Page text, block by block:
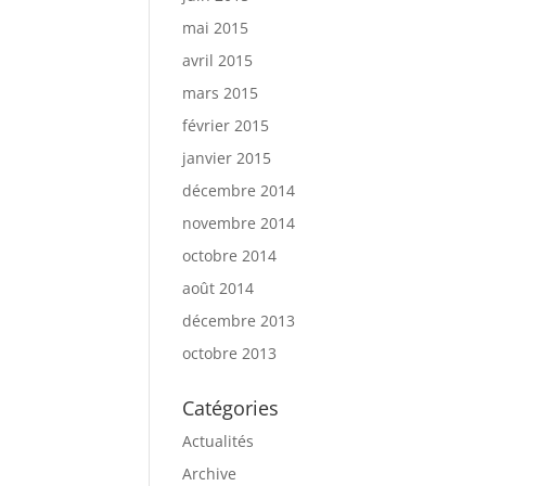
mai 2015
avril 2015
mars 2015
février 2015
janvier 2015
décembre 2014
novembre 2014
octobre 2014
août 2014
décembre 2013
octobre 2013
Catégories
Actualités
Archive